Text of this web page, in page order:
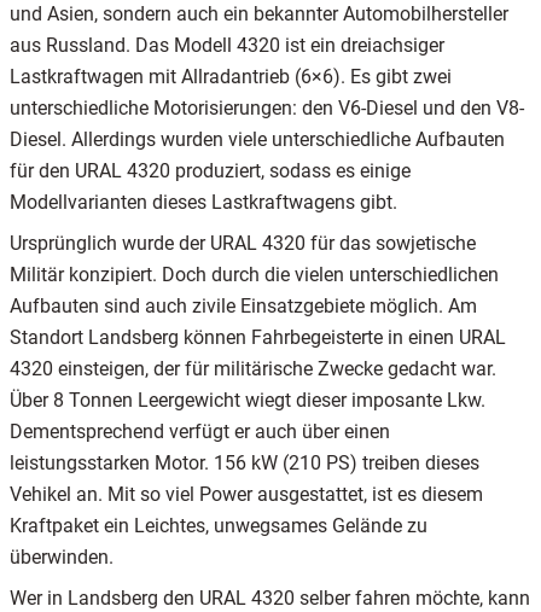
und Asien, sondern auch ein bekannter Automobilhersteller
aus Russland. Das Modell 4320 ist ein dreiachsiger
Lastkraftwagen mit Allradantrieb (6×6). Es gibt zwei
unterschiedliche Motorisierungen: den V6-Diesel und den V8-
Diesel. Allerdings wurden viele unterschiedliche Aufbauten
für den URAL 4320 produziert, sodass es einige
Modellvarianten dieses Lastkraftwagens gibt.
Ursprünglich wurde der URAL 4320 für das sowjetische
Militär konzipiert. Doch durch die vielen unterschiedlichen
Aufbauten sind auch zivile Einsatzgebiete möglich. Am
Standort Landsberg können Fahrbegeisterte in einen URAL
4320 einsteigen, der für militärische Zwecke gedacht war.
Über 8 Tonnen Leergewicht wiegt dieser imposante Lkw.
Dementsprechend verfügt er auch über einen
leistungsstarken Motor. 156 kW (210 PS) treiben dieses
Vehikel an. Mit so viel Power ausgestattet, ist es diesem
Kraftpaket ein Leichtes, unwegsames Gelände zu
überwinden.
Wer in Landsberg den URAL 4320 selber fahren möchte, kann